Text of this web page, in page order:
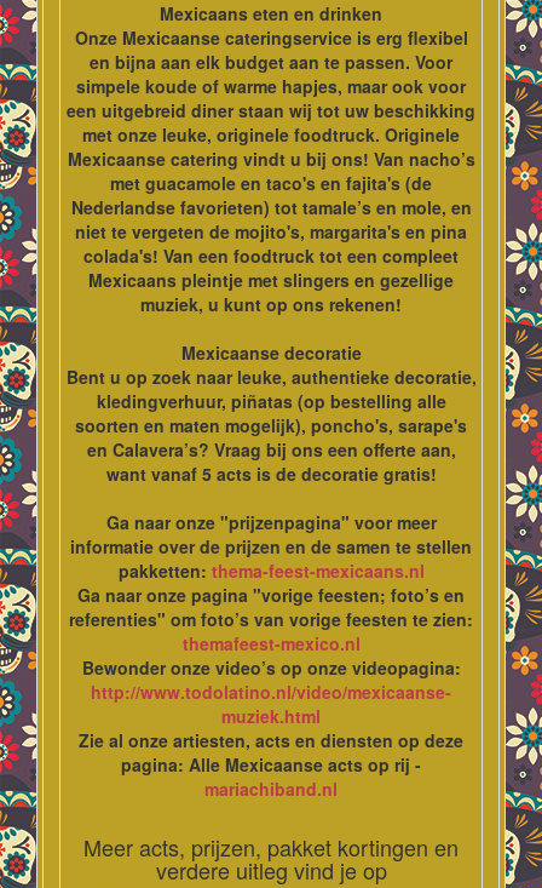
Mexicaans eten en drinken
Onze Mexicaanse cateringservice is erg flexibel
en bijna aan elk budget aan te passen. Voor
simpele koude of warme hapjes, maar ook voor
een uitgebreid diner staan wij tot uw beschikking
met onze leuke, originele foodtruck. Originele
Mexicaanse catering vindt u bij ons! Van nacho’s
met guacamole en taco's en fajita's (de
Nederlandse favorieten) tot tamale’s en mole, en
niet te vergeten de mojito's, margarita's en pina
colada's! Van een foodtruck tot een compleet
Mexicaans pleintje met slingers en gezellige
muziek, u kunt op ons rekenen!
Mexicaanse decoratie
Bent u op zoek naar leuke, authentieke decoratie,
kledingverhuur, piñatas (op bestelling alle
soorten en maten mogelijk), poncho's, sarape's
en Calavera’s? Vraag bij ons een offerte aan,
want vanaf 5 acts is de decoratie gratis!
Ga naar onze "prijzenpagina" voor meer
informatie over de prijzen en de samen te stellen
pakketten: thema-feest-mexicaans.nl
Ga naar onze pagina "vorige feesten; foto’s en
referenties" om foto’s van vorige feesten te zien:
themafeest-mexico.nl
Bewonder onze video’s op onze videopagina:
http://www.todolatino.nl/video/mexicaanse-
muziek.html
Zie al onze artiesten, acts en diensten op deze
pagina: Alle Mexicaanse acts op rij -
mariachiband.nl
Meer acts, prijzen, pakket kortingen en
verdere uitleg vind je op